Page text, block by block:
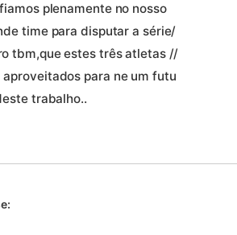
plenamente no nosso
time para disputar a série/
tbm,que estes três atletas //
para ne um futu
trabalho..